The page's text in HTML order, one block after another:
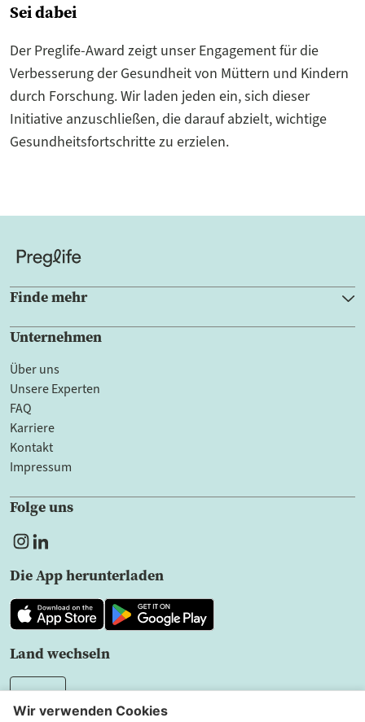
Sei dabei
Der Preglife-Award zeigt unser Engagement für die
Verbesserung der Gesundheit von Müttern und Kindern
durch Forschung. Wir laden jeden ein, sich dieser
Initiative anzuschließen, die darauf abzielt, wichtige
Gesundheitsfortschritte zu erzielen.
Finde mehr
Unternehmen
Über uns
Unsere Experten
FAQ
Karriere
Kontakt
Impressum
Folge uns
Die App herunterladen
Land wechseln
DE